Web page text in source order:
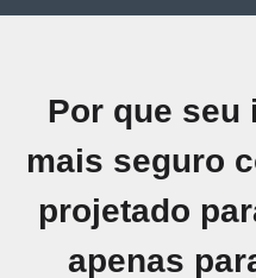
Por que seu
mais seguro
projetado
apenas